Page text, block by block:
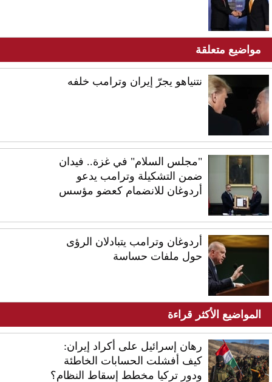
مواضيع متعلقة
نتنياهو يجرّ إيران وترامب خلفه
"مجلس السلام" في غزة.. فيدان
ضمن التشكيلة وترامب يدعو
أردوغان للانضمام كعضو مؤسس
أردوغان وترامب يتبادلان الرؤى
حول ملفات حساسة
المواضيع الأكثر قراءة
رهان إسرائيل على أكراد إيران:
كيف أفشلت الحسابات الخاطئة
ودور تركيا مخطط إسقاط النظام؟